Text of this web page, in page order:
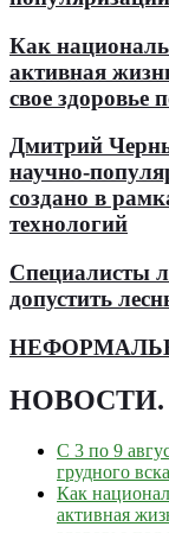
Как
активная
свое здоровье
Дмитрий
научно-
создано в
технологий
Специалисты
допустить
НОВОСТИ.
С 3 по 9
грудного
Как
активная